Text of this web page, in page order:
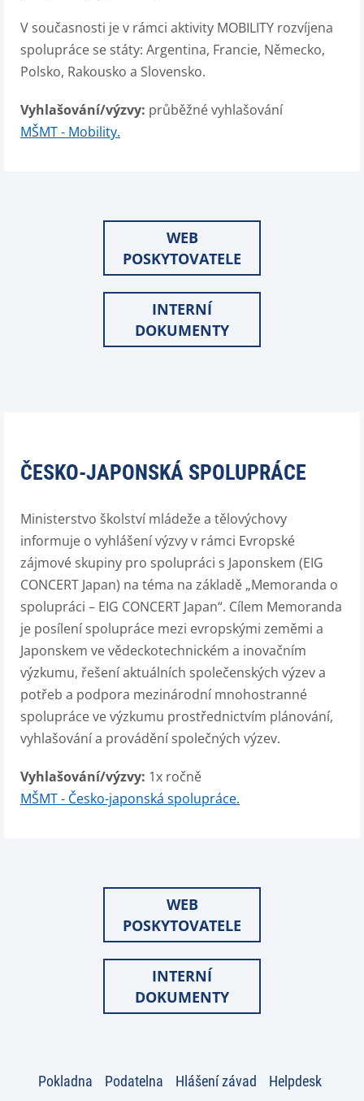
V současnosti je v rámci aktivity MOBILITY rozvíjena
spolupráce se státy: Argentina, Francie, Německo,
Polsko, Rakousko a Slovensko.
Vyhlašování/výzvy: průběžné vyhlašování
MŠMT - Mobility.
WEB
POSKYTOVATELE
INTERNÍ
DOKUMENTY
ČESKO-JAPONSKÁ SPOLUPRÁCE
Ministerstvo školství mládeže a tělovýchovy
informuje o vyhlášení výzvy v rámci Evropské
zájmové skupiny pro spolupráci s Japonskem (EIG
CONCERT Japan) na téma na základě „Memoranda o
spolupráci – EIG CONCERT Japan“. Cílem Memoranda
je posílení spolupráce mezi evropskými zeměmi a
Japonskem ve vědeckotechnickém a inovačním
výzkumu, řešení aktuálních společenských výzev a
potřeb a podpora mezinárodní mnohostranné
spolupráce ve výzkumu prostřednictvím plánování,
vyhlašování a provádění společných výzev.
Vyhlašování/výzvy: 1x ročně
MŠMT - Česko-japonská spolupráce.
WEB
POSKYTOVATELE
INTERNÍ
DOKUMENTY
Pokladna Podatelna Hlášení závad Helpdesk